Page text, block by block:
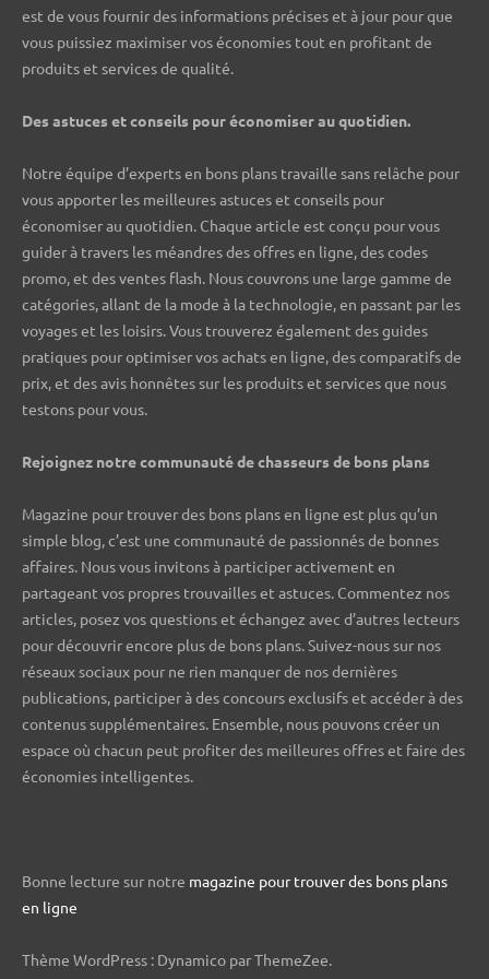
est de vous fournir des informations précises et à jour pour que
vous puissiez maximiser vos économies tout en profitant de
produits et services de qualité.
Des astuces et conseils pour économiser au quotidien.
Notre équipe d’experts en bons plans travaille sans relâche pour
vous apporter les meilleures astuces et conseils pour
économiser au quotidien. Chaque article est conçu pour vous
guider à travers les méandres des offres en ligne, des codes
promo, et des ventes flash. Nous couvrons une large gamme de
catégories, allant de la mode à la technologie, en passant par les
voyages et les loisirs. Vous trouverez également des guides
pratiques pour optimiser vos achats en ligne, des comparatifs de
prix, et des avis honnêtes sur les produits et services que nous
testons pour vous.
Rejoignez notre communauté de chasseurs de bons plans ️
Magazine pour trouver des bons plans en ligne est plus qu’un
simple blog, c’est une communauté de passionnés de bonnes
affaires. Nous vous invitons à participer activement en
partageant vos propres trouvailles et astuces. Commentez nos
articles, posez vos questions et échangez avec d’autres lecteurs
pour découvrir encore plus de bons plans. Suivez-nous sur nos
réseaux sociaux pour ne rien manquer de nos dernières
publications, participer à des concours exclusifs et accéder à des
contenus supplémentaires. Ensemble, nous pouvons créer un
espace où chacun peut profiter des meilleures offres et faire des
économies intelligentes.
Bonne lecture sur notre magazine pour trouver des bons plans
en ligne
Thème WordPress : Dynamico par ThemeZee.